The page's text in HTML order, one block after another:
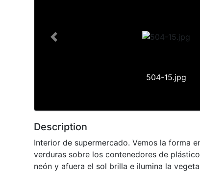
504-15.jpg
Previous
Description
Interior de supermercado. Vemos la forma
verduras sobre los contenedores de
neón y afuera el sol brilla e ilumina la